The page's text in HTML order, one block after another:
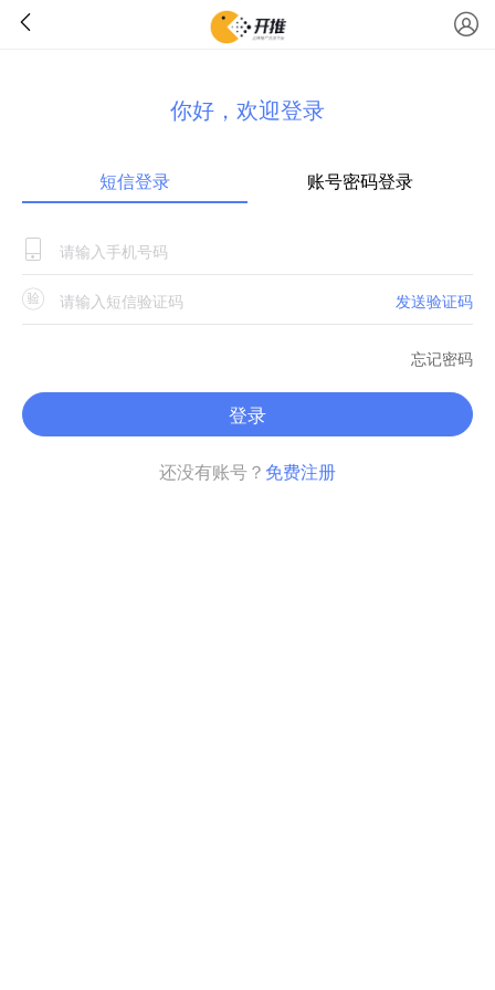
你好，欢迎登录
短信登录 账号密码登录
发送验证码
忘记密码
登录
还没有账号？ 免费注册